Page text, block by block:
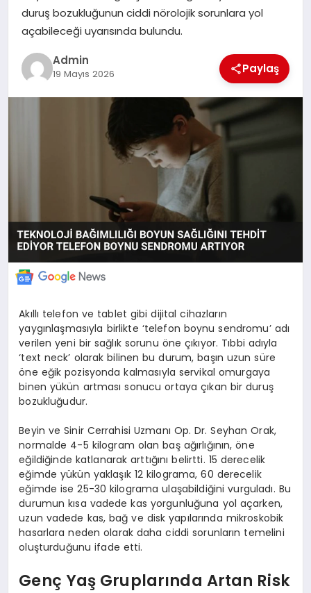
YAŞAM
duruş bozukluğunun ciddi nörolojik sorunlara yol
açabileceği uyarısında bulundu.
Admin
19 Mayıs 2026 Paylaş
Akıllı telefon ve tablet gibi dijital cihazların
yaygınlaşmasıyla birlikte ‘telefon boynu sendromu’ adı
verilen yeni bir sağlık sorunu öne çıkıyor. Tıbbi adıyla
‘text neck’ olarak bilinen bu durum, başın uzun süre
öne eğik pozisyonda kalmasıyla servikal omurgaya
binen yükün artması sonucu ortaya çıkan bir duruş
bozukluğudur.
Beyin ve Sinir Cerrahisi Uzmanı Op. Dr. Seyhan Orak,
normalde 4-5 kilogram olan baş ağırlığının, öne
eğildiğinde katlanarak arttığını belirtti. 15 derecelik
eğimde yükün yaklaşık 12 kilograma, 60 derecelik
eğimde ise 25-30 kilograma ulaşabildiğini vurguladı. Bu
durumun kısa vadede kas yorgunluğuna yol açarken,
uzun vadede kas, bağ ve disk yapılarında mikroskobik
hasarlara neden olarak daha ciddi sorunların temelini
oluşturduğunu ifade etti.
Genç Yaş Gruplarında Artan Risk